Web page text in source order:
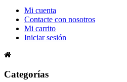
Mi cuenta
Contacte con nosotros
Mi carrito
Iniciar sesión
Categorías